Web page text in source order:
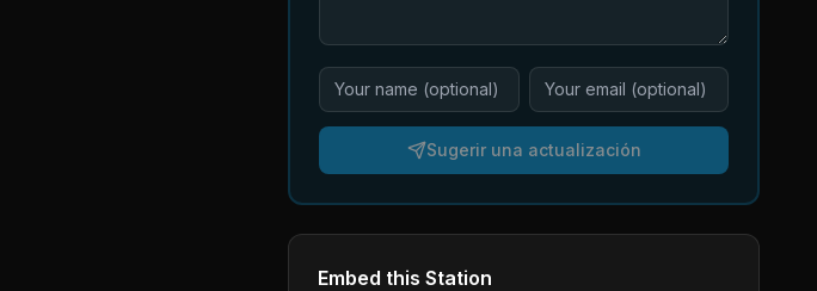
Sugerir una actualización
Embed this Station